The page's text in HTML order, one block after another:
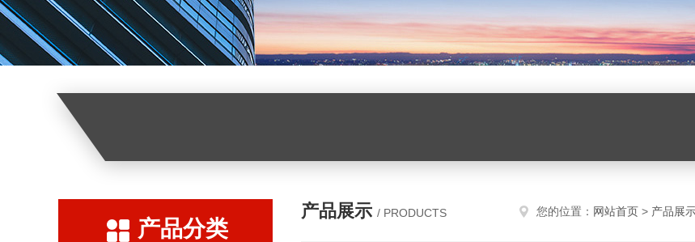
产品分类
产品展示 / PRODUCTS 您的位置： 网站首页 > 产品展